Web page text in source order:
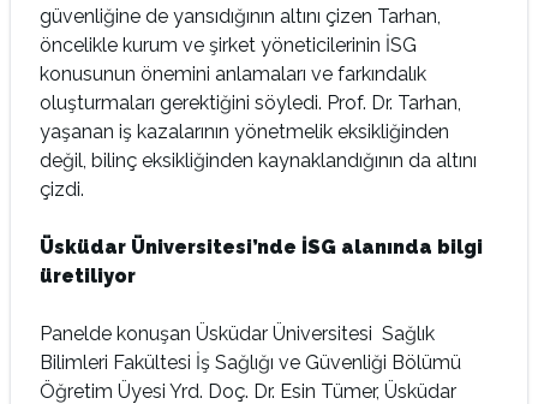
güvenliğine de yansıdığının altını çizen Tarhan,
öncelikle kurum ve şirket yöneticilerinin İSG
konusunun önemini anlamaları ve farkındalık
oluşturmaları gerektiğini söyledi. Prof. Dr. Tarhan,
yaşanan iş kazalarının yönetmelik eksikliğinden
değil, bilinç eksikliğinden kaynaklandığının da altını
çizdi.
Üsküdar Üniversitesi’nde İSG alanında bilgi
üretiliyor
Panelde konuşan Üsküdar Üniversitesi Sağlık
Bilimleri Fakültesi İş Sağlığı ve Güvenliği Bölümü
Öğretim Üyesi Yrd. Doç. Dr. Esin Tümer, Üsküdar